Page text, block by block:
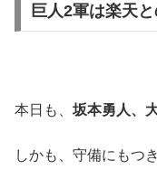
巨人2軍は楽天
本日も、 坂本勇人、
しかも、守備にもつ